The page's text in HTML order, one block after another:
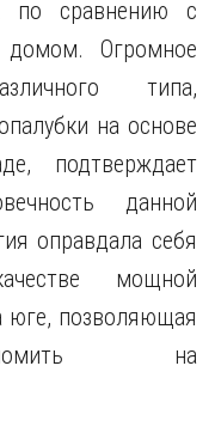
по сравнению с
Огромное
типа,
на основе
подтверждает
данной
оправдала себя
мощной
юге, позволяющая
на